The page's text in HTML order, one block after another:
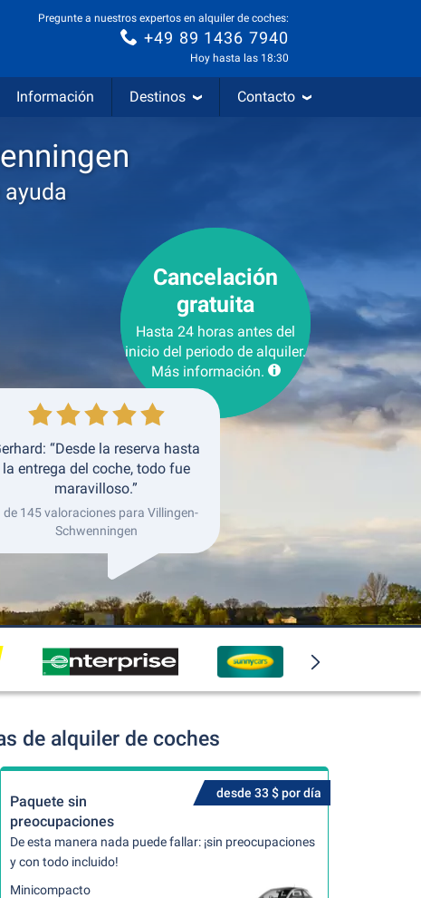
Pregunte a nuestros expertos en alquiler de coches:
+49 89 1436 7940
Hoy hasta las 18:30
Información Destinos Contacto
Cancelación
gratuita
Hasta 24 horas antes del
inicio del periodo de alquiler.
Más información.
“Desde la reserva hasta
la entrega del coche, todo fue
maravilloso.”
de 145 valoraciones para Villingen-
Schwenningen
de alquiler de coches
desde 33 $ por día
Paquete sin
preocupaciones
De esta manera nada puede fallar: ¡sin preocupaciones
y con todo incluido!
Minicompacto